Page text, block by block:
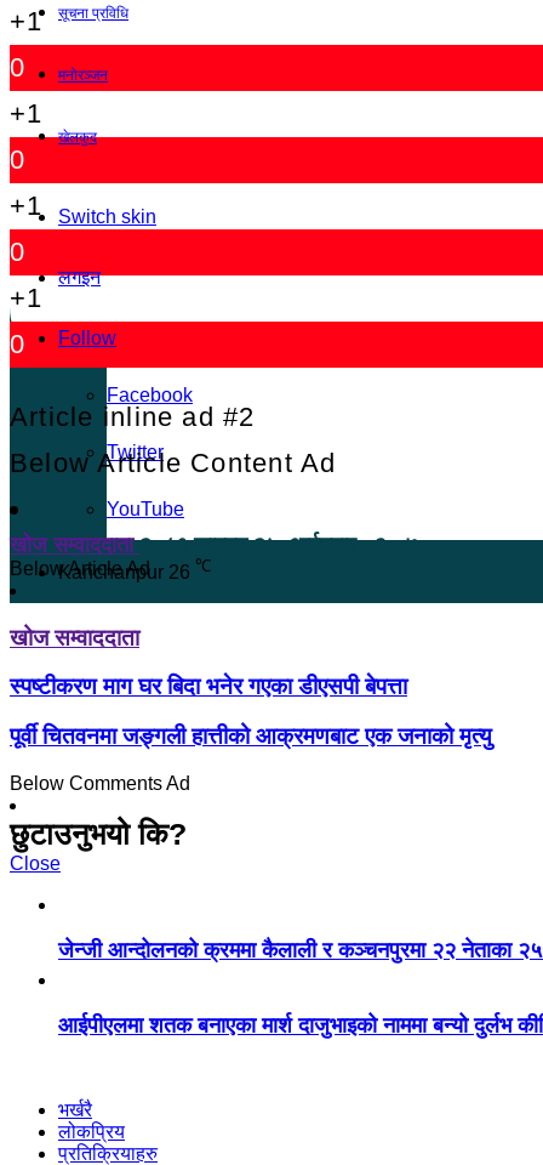
सूचना प्रविधि
मनोरञ्जन
खेलकुद
Switch skin
लगइन
Follow
Facebook
Twitter
YouTube
Kanchanpur 26 ℃
+1
0
+1
0
+1
0
+1
0
Article inline ad #2
Below Article Content Ad
खोज सम्वाददाता२०८१ फाल्गुन २५, आईतवार ०३:०७
Below Article Ad
खोज सम्वाददाता
स्पष्टीकरण माग घर बिदा भनेर गएका डीएसपी बेपत्ता
पूर्वी चितवनमा जङ्गली हात्तीको आक्रमणबाट एक जनाको मृत्यु
Below Comments Ad
छुटाउनुभयो कि?
Close
जेन्जी आन्दोलनको क्रममा कैलाली र कञ्चनपुरमा २२ नेताका
आईपीएलमा शतक बनाएका मार्श दाजुभाइको नाममा बन्यो दुर्लभ
भर्खरै
लोकप्रिय
प्रतिक्रियाहरु